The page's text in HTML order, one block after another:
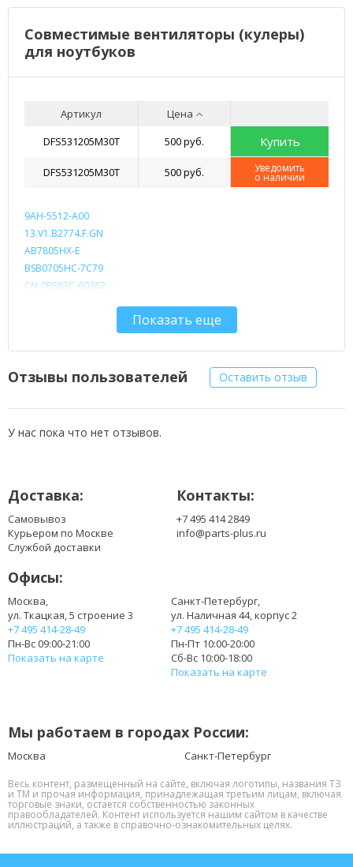
Совместимые вентиляторы (кулеры)
для ноутбуков
Артикул
Цена
DFS531205M30T
500 руб. Купить
DFS531205M30T 500 руб. Уведомить
о наличии
9AH-5512-A00
13.V1.B2774.F.GN
AB7805HX-E
BSB0705HC-7C79
CN-0R863C-60362
DC280003SF0
DC280005HS0
DFS531205M30T-F6G3
Показать еще
Отзывы пользователей Оставить отзыв
У нас пока что нет отзывов.
Доставка:
Самовывоз
Курьером по Москве
Службой доставки
Контакты:
+7 495 414 2849
info@parts-plus.ru
Офисы:
Москва,
ул. Ткацкая, 5 строение 3
+7 495 414-28-49
Пн-Вс 09:00-21:00
Показать на карте
Санкт-Петербург,
ул. Наличная 44, корпус 2
+7 495 414-28-49
Пн-Пт 10:00-20:00
Сб-Вс 10:00-18:00
Показать на карте
Мы работаем в городах России:
Москва Санкт-Петербург
Весь контент, размещенный на сайте, включая логотипы, названия ТЗ
и ТМ и прочая информация, принадлежащая третьим лицам, включая
торговые знаки, остается собственностью законных
правообладателей. Контент используется нашим сайтом в качестве
иллюстраций, а также в справочно-ознакомительных целях.